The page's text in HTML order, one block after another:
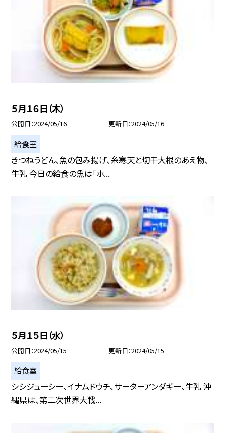
５月１６日（木）
公開日 2024/05/16 更新日 2024/05/16
給食室
きつねうどん、魚の包み揚げ、糸寒天と切干大根のあえ物、
牛乳 今日の給食の魚は「ホ...
５月１５日（水）
公開日 2024/05/15 更新日 2024/05/15
給食室
シシジューシー、イナムドウチ、サーターアンダギー、牛乳 沖
縄県は、第二次世界大戦...